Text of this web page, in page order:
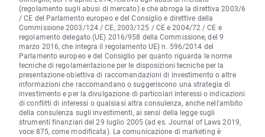
(regolamento sugli abusi di mercato) e che abroga la direttiva 2003/6
/ CE del Parlamento europeo e del Consiglio e direttive della
Commissione 2003/124 / CE, 2003/125 / CE e 2004/72 / CE e
regolamento delegato (UE) 2016/958 della Commissione, del 9
marzo 2016, che integra il regolamento UE) n. 596/2014 del
Parlamento europeo e del Consiglio per quanto riguarda le norme
tecniche di regolamentazione per le disposizioni tecniche per la
presentazione obiettiva di raccomandazioni di investimento o altre
informazioni che raccomandano o suggeriscono una strategia di
investimento e per la divulgazione di particolari interessi o indicazioni
di conflitti di interessi o qualsiasi altra consulenza, anche nell'ambito
della consulenza sugli investimenti, ai sensi della legge sugli
strumenti finanziari del 29 luglio 2005 (ad es. Journal of Laws 2019,
voce 875, come modificata). La comunicazione di marketing è